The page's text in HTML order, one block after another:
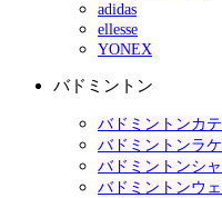
adidas
ellesse
YONEX
バドミントン
バドミントンカ
バドミントンラ
バドミントンシ
バドミントンウ